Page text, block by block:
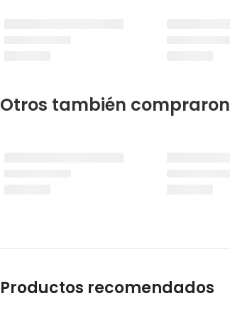
Otros también compraron
Productos recomendados